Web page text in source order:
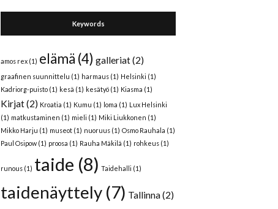
Keywords
amos rex (1) elämä (4) galleriat(2)
graafinen suunnittelu (1) harmaus (1) Helsinki (1)
Kadriorg-puisto (1) kesä (1) kesätyö (1) Kiasma (1)
Kirjat(2) Kroatia (1) Kumu (1) loma (1) Lux Helsinki
(1) matkustaminen (1) mieli (1) Miki Liukkonen (1)
Mikko Harju (1) museot (1) nuoruus (1) Osmo Rauhala (1)
Paul Osipow (1) proosa (1) Rauha Mäkilä (1) rohkeus (1)
runous (1) taide (8) Taidehalli (1)
taidenäyttely (7) Tallinna(2)